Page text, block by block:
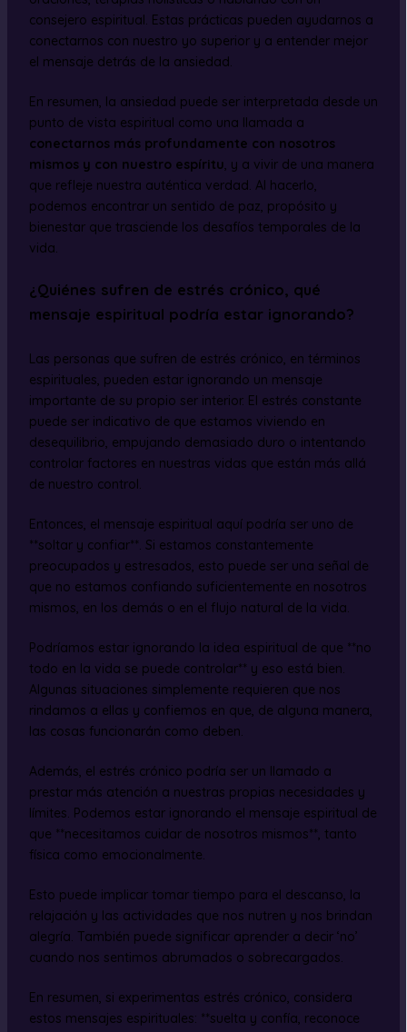
consejero espiritual. Estas prácticas pueden ayudarnos a
conectarnos con nuestro yo superior y a entender mejor
el mensaje detrás de la ansiedad.
En resumen, la ansiedad puede ser interpretada desde un
punto de vista espiritual como una llamada a
conectarnos más profundamente con nosotros
mismos y con nuestro espíritu, y a vivir de una manera
que refleje nuestra auténtica verdad. Al hacerlo,
podemos encontrar un sentido de paz, propósito y
bienestar que trasciende los desafíos temporales de la
vida.
¿Quiénes sufren de estrés crónico, qué
mensaje espiritual podría estar ignorando?
Las personas que sufren de estrés crónico, en términos
espirituales, pueden estar ignorando un mensaje
importante de su propio ser interior. El estrés constante
puede ser indicativo de que estamos viviendo en
desequilibrio, empujando demasiado duro o intentando
controlar factores en nuestras vidas que están más allá
de nuestro control.
Entonces, el mensaje espiritual aquí podría ser uno de
**soltar y confiar**. Si estamos constantemente
preocupados y estresados, esto puede ser una señal de
que no estamos confiando suficientemente en nosotros
mismos, en los demás o en el flujo natural de la vida.
Podríamos estar ignorando la idea espiritual de que **no
todo en la vida se puede controlar** y eso está bien.
Algunas situaciones simplemente requieren que nos
rindamos a ellas y confiemos en que, de alguna manera,
las cosas funcionarán como deben.
Además, el estrés crónico podría ser un llamado a
prestar más atención a nuestras propias necesidades y
límites. Podemos estar ignorando el mensaje espiritual de
que **necesitamos cuidar de nosotros mismos**, tanto
física como emocionalmente.
Esto puede implicar tomar tiempo para el descanso, la
relajación y las actividades que nos nutren y nos brindan
alegría. También puede significar aprender a decir ‘no’
cuando nos sentimos abrumados o sobrecargados.
En resumen, si experimentas estrés crónico, considera
estos mensajes espirituales: **suelta y confía, reconoce